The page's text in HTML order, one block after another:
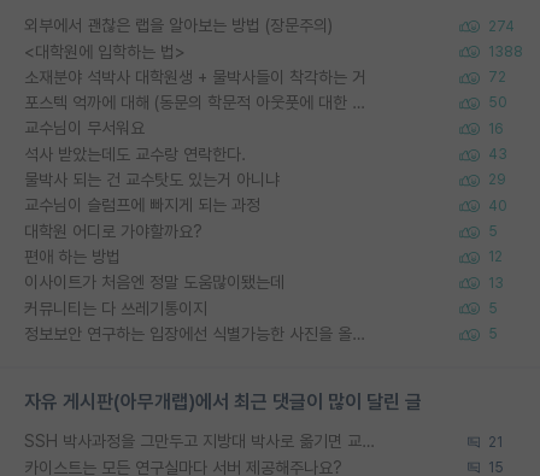
외부에서 괜찮은 랩을 알아보는 방법 (장문주의) 274
<대학원에 입학하는 법> 1388
소재분야 석박사 대학원생 + 물박사들이 착각하는 거 72
포스텍 억까에 대해 (동문의 학문적 아웃풋에 대한 반박) 50
교수님이 무서워요 16
석사 받았는데도 교수랑 연락한다. 43
물박사 되는 건 교수탓도 있는거 아니냐 29
교수님이 슬럼프에 빠지게 되는 과정 40
대학원 어디로 가야할까요? 5
편애 하는 방법 12
이사이트가 처음엔 정말 도움많이됐는데 13
커뮤니티는 다 쓰레기통이지 5
정보보안 연구하는 입장에선 식별가능한 사진을 올리는건 비추이긴함 5
자유 게시판(아무개랩)에서 최근 댓글이 많이 달린 글
SSH 박사과정을 그만두고 지방대 박사로 옮기면 교수의 꿈은 끝일까요? 21
카이스트는 모든 연구실마다 서버 제공해주나요? 15